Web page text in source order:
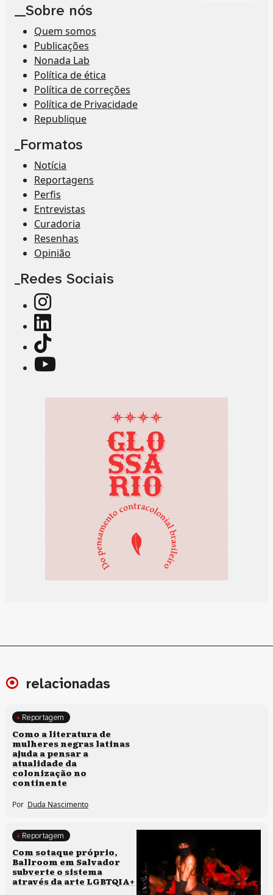
__Sobre nós
Quem somos
Publicações
Nonada Lab
Política de ética
Política de correções
Política de Privacidade
Republique
_Formatos
Notícia
Reportagens
Perfis
Entrevistas
Curadoria
Resenhas
Opinião
_Redes Sociais
relacionadas
Direitos humanos
Reportagem
Como a literatura de
mulheres negras latinas
ajuda a pensar a
atualidade da
colonização no
continente
Por Duda Nascimento
Direitos humanos
Processos artísticos
Reportagem
Com sotaque próprio,
Ballroom em Salvador
subverte o sistema
através da arte LGBTQIA+